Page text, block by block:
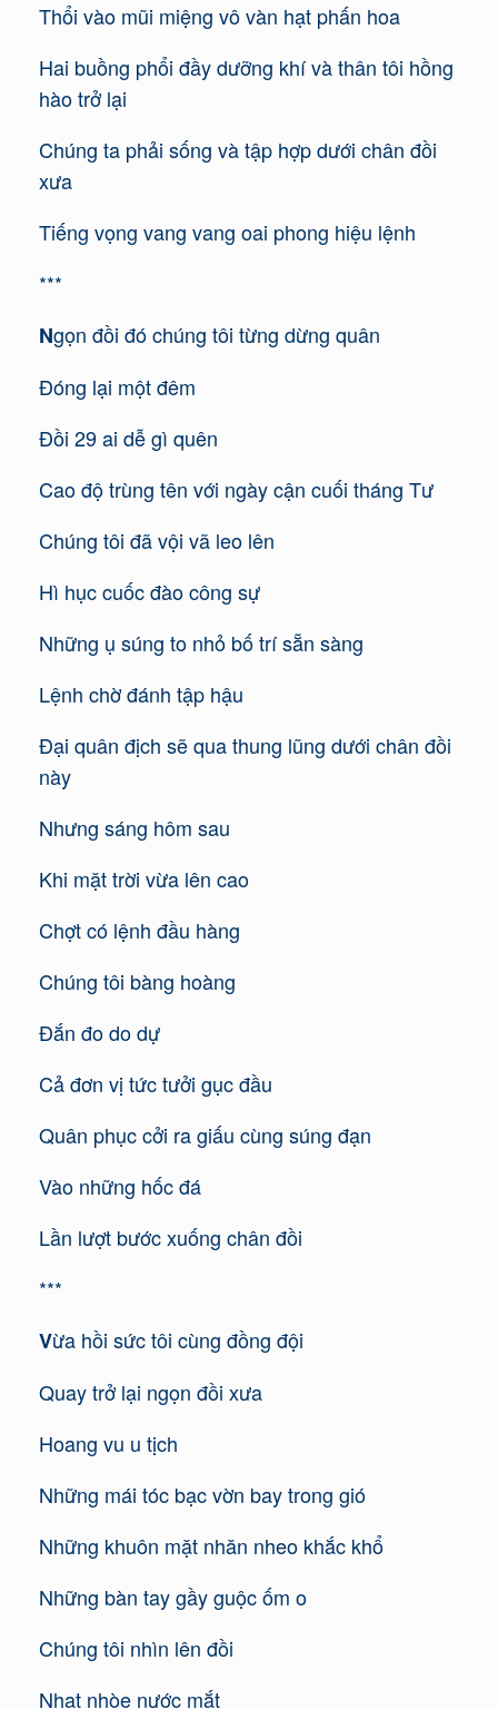
Thổi vào mũi miệng vô vàn hạt phấn hoa
Hai buồng phổi đầy dưỡng khí và thân tôi hồng
hào trở lại
Chúng ta phải sống và tập hợp dưới chân đồi
xưa
Tiếng vọng vang vang oai phong hiệu lệnh
***
Ngọn đồi đó chúng tôi từng dừng quân
Đóng lại một đêm
Đồi 29 ai dễ gì quên
Cao độ trùng tên với ngày cận cuối tháng Tư
Chúng tôi đã vội vã leo lên
Hì hục cuốc đào công sự
Những ụ súng to nhỏ bố trí sẵn sàng
Lệnh chờ đánh tập hậu
Đại quân địch sẽ qua thung lũng dưới chân đồi
này
Nhưng sáng hôm sau
Khi mặt trời vừa lên cao
Chợt có lệnh đầu hàng
Chúng tôi bàng hoàng
Đắn đo do dự
Cả đơn vị tức tưởi gục đầu
Quân phục cởi ra giấu cùng súng đạn
Vào những hốc đá
Lần lượt bước xuống chân đồi
***
Vừa hồi sức tôi cùng đồng đội
Quay trở lại ngọn đồi xưa
Hoang vu u tịch
Những mái tóc bạc vờn bay trong gió
Những khuôn mặt nhăn nheo khắc khổ
Những bàn tay gầy guộc ốm o
Chúng tôi nhìn lên đồi
Nhạt nhòe nước mắt